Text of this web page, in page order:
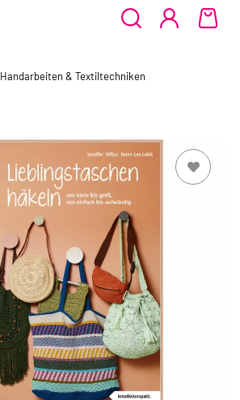
Handarbeiten & Textiltechniken